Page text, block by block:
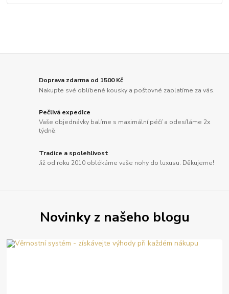
Doprava zdarma od 1500 Kč
Nakupte své oblíbené kousky a poštovné zaplatíme za vás.
Pečlivá expedice
Vaše objednávky balíme s maximální péčí a odesíláme 2x
týdně.
Tradice a spolehlivost
Již od roku 2010 oblékáme vaše nohy do luxusu. Děkujeme!
Novinky z našeho blogu